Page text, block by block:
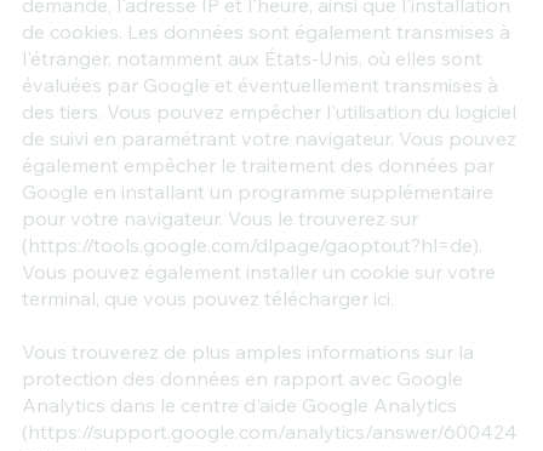
demande, l'adresse IP et l'heure, ainsi que l'installation
de cookies. Les données sont également transmises à
l'étranger, notamment aux États-Unis, où elles sont
évaluées par Google et éventuellement transmises à
des tiers. Vous pouvez empêcher l'utilisation du logiciel
de suivi en paramétrant votre navigateur. Vous pouvez
également empêcher le traitement des données par
Google en installant un programme supplémentaire
pour votre navigateur. Vous le trouverez sur
(https://tools.google.com/dlpage/gaoptout?hl=de).
Vous pouvez également installer un cookie sur votre
terminal, que vous pouvez télécharger ici.
Vous trouverez de plus amples informations sur la
protection des données en rapport avec Google
Analytics dans le centre d'aide Google Analytics
(https://support.google.com/analytics/answer/600424